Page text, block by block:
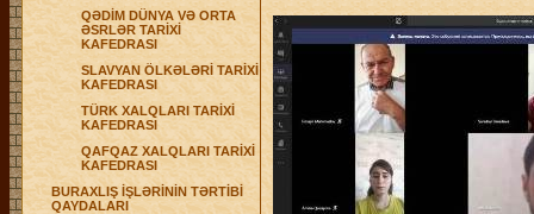
QƏDİM DÜNYA VƏ ORTA
ƏSRLƏR TARİXİ
KAFEDRASI
SLAVYAN ÖLKƏLƏRİ TARİXİ
KAFEDRASI
TÜRK XALQLARI TARİXİ
KAFEDRASI
QAFQAZ XALQLARI TARİXİ
KAFEDRASI
BURAXLIŞ İŞLƏRİNİN TƏRTİBİ
QAYDALARI